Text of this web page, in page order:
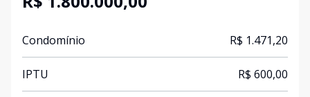
Condomínio R$ 1.471,20
IPTU R$ 600,00